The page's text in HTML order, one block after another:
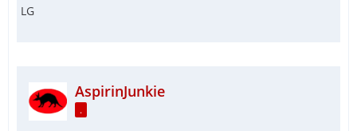
LG
AspirinJunkie
.